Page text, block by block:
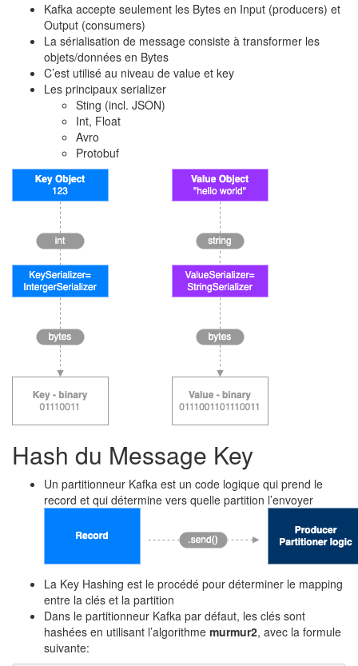
Kafka accepte seulement les Bytes en Input (producers) et
Output (consumers)
La sérialisation de message consiste à transformer les
objets/données en Bytes
C’est utilisé au niveau de value et key
Les principaux serializer
Sting (incl. JSON)
Int, Float
Avro
Protobuf
Hash du Message Key
Un partitionneur Kafka est un code logique qui prend le
record et qui détermine vers quelle partition l’envoyer
La Key Hashing est le procédé pour déterminer le mapping
entre la clés et la partition
Dans le partitionneur Kafka par défaut, les clés sont
hashées en utilisant l’algorithme murmur2, avec la formule
suivante: